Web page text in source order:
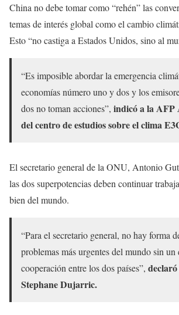
China no debe tomar como “rehén” las
temas de interés global como el cambio
Esto “no castiga a Estados Unidos, sino al
“Es imposible abordar la emergencia
economías número uno y dos y los
dos no toman acciones”, indicó a la AFP
del centro de estudios sobre el clima
El secretario general de la ONU, Antonio
las dos superpotencias deben continuar
bien del mundo.
“Para el secretario general, no hay forma
problemas más urgentes del mundo sin
cooperación entre los dos países”,
Stephane Dujarric.